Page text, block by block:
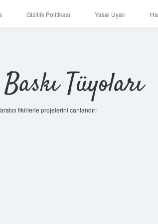
Gizlilik Politikası Yasal Uyarı
Tüyoları
fikirlerle projelerini canlandır!